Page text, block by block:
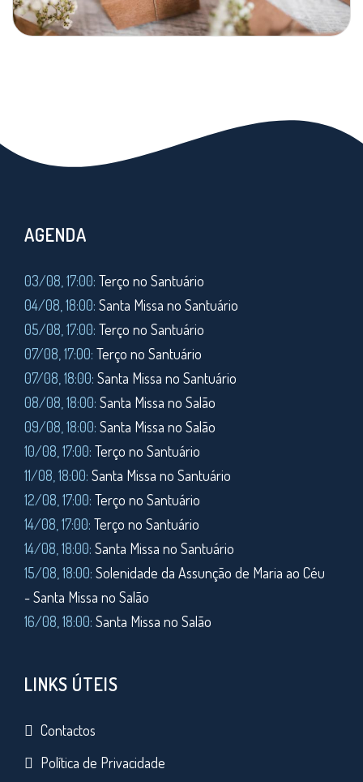
AGENDA
03/08, 17:00: Terço no Santuário
04/08, 18:00: Santa Missa no Santuário
05/08, 17:00: Terço no Santuário
07/08, 17:00: Terço no Santuário
07/08, 18:00: Santa Missa no Santuário
08/08, 18:00: Santa Missa no Salão
09/08, 18:00: Santa Missa no Salão
10/08, 17:00: Terço no Santuário
11/08, 18:00: Santa Missa no Santuário
12/08, 17:00: Terço no Santuário
14/08, 17:00: Terço no Santuário
14/08, 18:00: Santa Missa no Santuário
15/08, 18:00: Solenidade da Assunção de Maria ao Céu
- Santa Missa no Salão
16/08, 18:00: Santa Missa no Salão
LINKS ÚTEIS
Contactos
Política de Privacidade